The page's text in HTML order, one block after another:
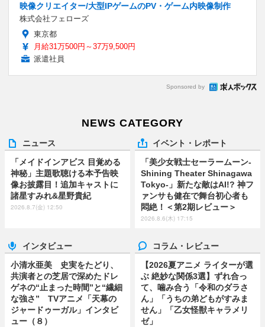
映像クリエイター/大型IPゲームのPV・ゲーム内映像制作
株式会社フェローズ
東京都
月給31万500円～37万9,500円
派遣社員
Sponsored by
NEWS CATEGORY
ニュース
「メイドインアビス 目覚める
神秘」主題歌聴ける本予告映
像お披露目！追加キャストに
諸星すみれ&星野貴紀
2026.8.7(金) 12:50
イベント・レポート
「美少女戦士セーラームーン-
Shining Theater Shinagawa
Tokyo-」新たな敵はAI!? 神フ
ァンサも健在で舞台初心者も
悶絶！＜第2期レビュー＞
2026.8.6(木) 17:15
インタビュー
小清水亜美 史実をたどり、
共演者との芝居で深めたドレ
ゲネの“止まった時間”と“繊細
な強さ” TVアニメ「天幕の
ジャードゥーガル」インタビ
ュー（８）
コラム・レビュー
【2026夏アニメ ライターが選
ぶ 絶妙な関係3選】ずれ合っ
て、噛み合う「令和のダラさ
ん」「うちの弟どもがすみま
せん」「乙女怪獣キャラメリ
ゼ」